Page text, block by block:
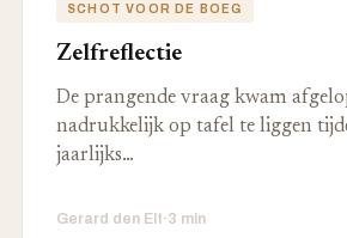
SCHOT VOOR DE BOEG
Zelfreflectie
De prangende vraag kwam
nadrukkelijk op tafel te liggen
jaarlijks…
Gerard den Elt·3 min